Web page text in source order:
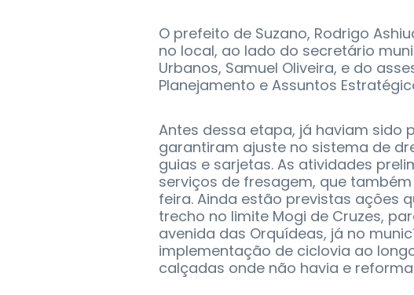
O prefeito de Suzano, Rodrigo
no local, ao lado do secretário
Urbanos, Samuel Oliveira, e do
Planejamento e Assuntos
Antes dessa etapa, já haviam sido
garantiram ajuste no sistema de
guias e sarjetas. As atividades
serviços de fresagem, que
feira. Ainda estão previstas ações
trecho no limite Mogi de Cruzes,
avenida das Orquídeas, já no
implementação de ciclovia ao
calçadas onde não havia e